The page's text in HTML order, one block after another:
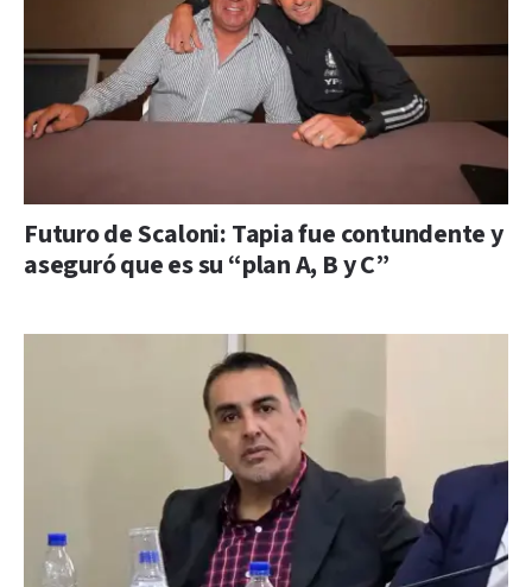
Futuro de Scaloni: Tapia fue contundente y
aseguró que es su “plan A, B y C”